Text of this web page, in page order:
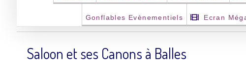
Gonflables Evènementiels Ecran
Saloon et ses Canons à Balles